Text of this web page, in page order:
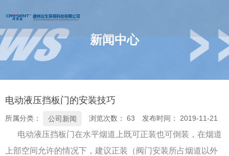
新闻中心
电动液压挡板门的安装技巧
所属分类： 公司新闻 浏览次数： 63 发布时间： 2019-11-21
电动液压挡板门在水平烟道上既可正装也可倒装，在烟道
上部空间允许的情况下，建议正装（阀门安装所占烟道以外